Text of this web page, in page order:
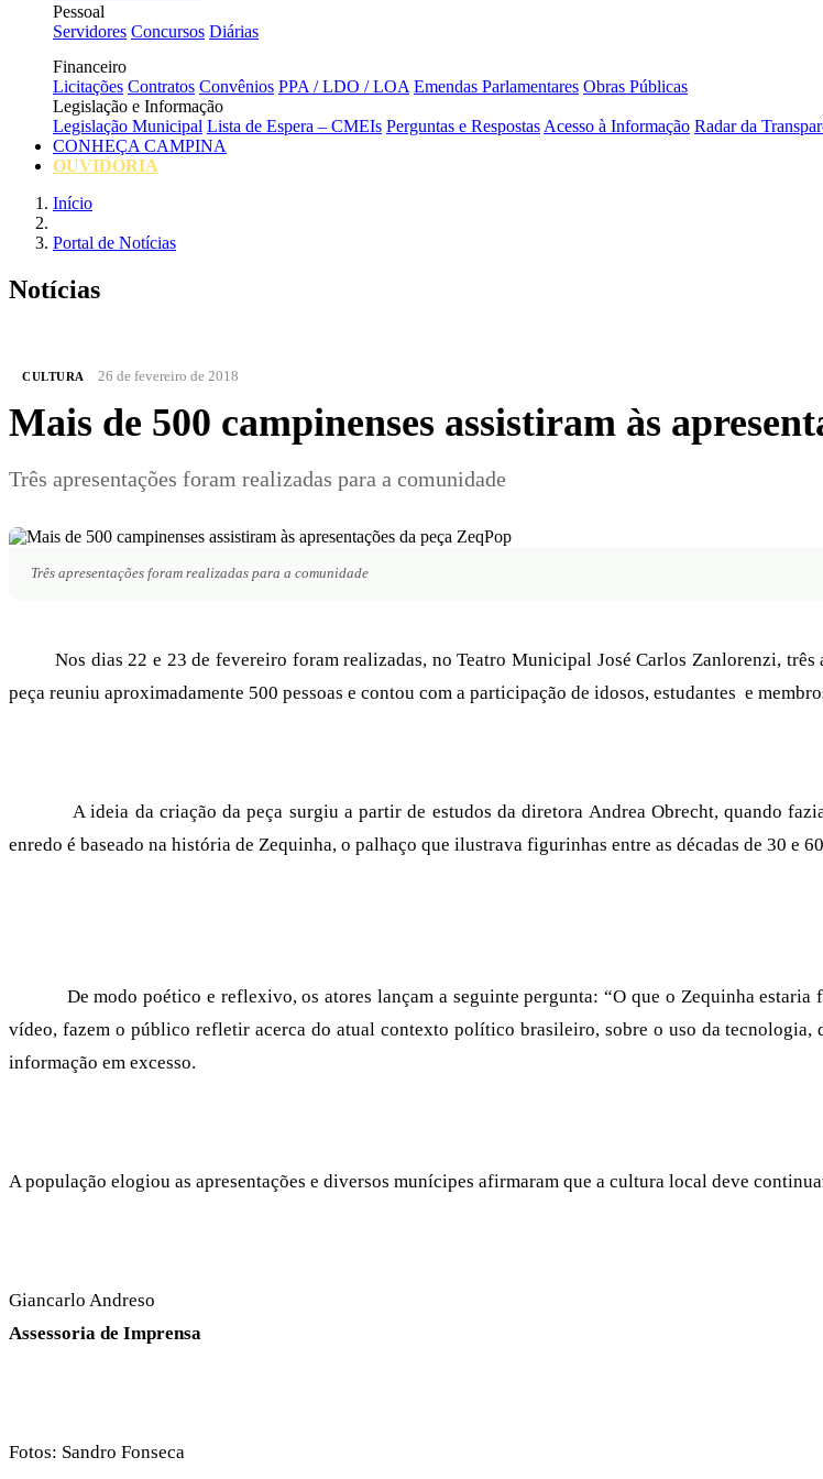
Pessoal
Servidores Concursos Diárias
Financeiro
Licitações Contratos Convênios PPA / LDO / LOA Emendas Parlamentares Obras Públicas
Legislação e Informação
Legislação Municipal Lista de Espera – CMEIs Perguntas e Respostas Acesso à Informação Radar da
CONHEÇA CAMPINA
OUVIDORIA
Início
Portal de Notícias
Notícias
CULTURA 26 de fevereiro de 2018
Mais de 500 campinenses assistiram às
Três apresentações foram realizadas para a comunidade
Três apresentações foram realizadas para a comunidade
Nos dias 22 e 23 de fevereiro foram realizadas, no Teatro Municipal José Carlos Zanlorenzi, três
peça reuniu aproximadamente 500 pessoas e contou com a participação de idosos, estudantes e
A ideia da criação da peça surgiu a partir de estudos da diretora Andrea Obrecht, quando fazia
enredo é baseado na história de Zequinha, o palhaço que ilustrava figurinhas entre as décadas de 30 e
De modo poético e reflexivo, os atores lançam a seguinte pergunta: “O que o Zequinha estaria
vídeo, fazem o público refletir acerca do atual contexto político brasileiro, sobre o uso da tecnologia,
informação em excesso.
A população elogiou as apresentações e diversos munícipes afirmaram que a cultura local deve
Giancarlo Andreso
Assessoria de Imprensa
Fotos: Sandro Fonseca